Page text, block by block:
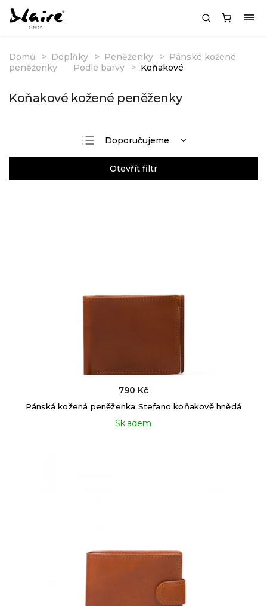
Domů Doplňky Peněženky
Pánské kožené
peněženky
Podle barvy Koňakové
Koňakové kožené peněženky
Doporučujeme
Nejlevnější
Nejdražší
Otevřít filtr
Pánská kožená peněženka Stefano koňakově hnědá
Skladem
790 Kč